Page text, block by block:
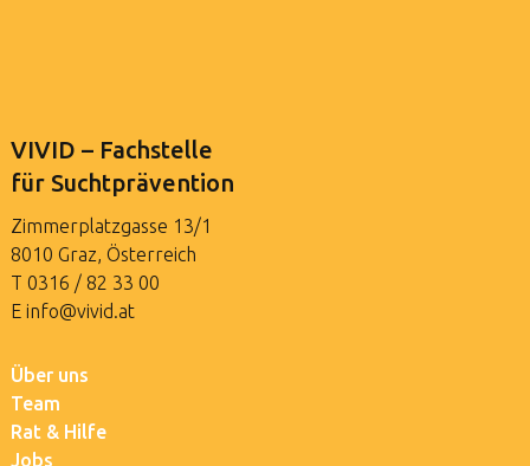
VIVID – Fachstelle
für Suchtprävention
Zimmerplatzgasse 13/1
8010 Graz, Österreich
T 0316 / 82 33 00
E info@vivid.at
Über uns
Team
Rat & Hilfe
Jobs